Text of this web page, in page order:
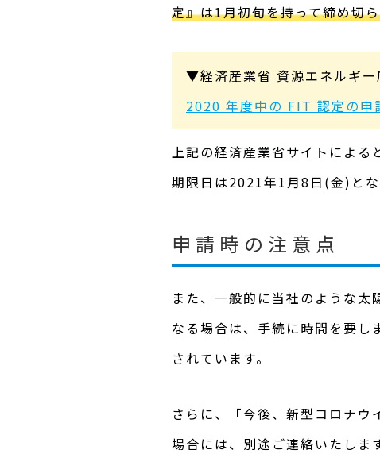
定』は1月初旬を持って締め切
▼経済産業省 資源エネルギ
2020 年度中の FIT 認定の申
上記の経済産業省サイトによ
期限日は2021年1月8日(金)とな
申請時の注意点
また、一般的に当社のような
なる場合は、手続に時間を要し
されています。
さらに、「今後、新型コロナ
場合には、別途ご連絡いたしま